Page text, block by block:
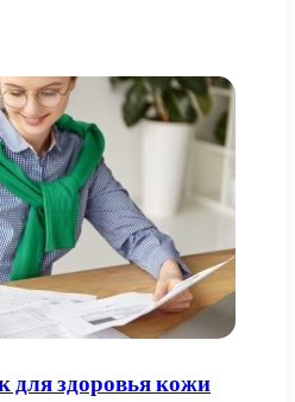
для здоровья кожи